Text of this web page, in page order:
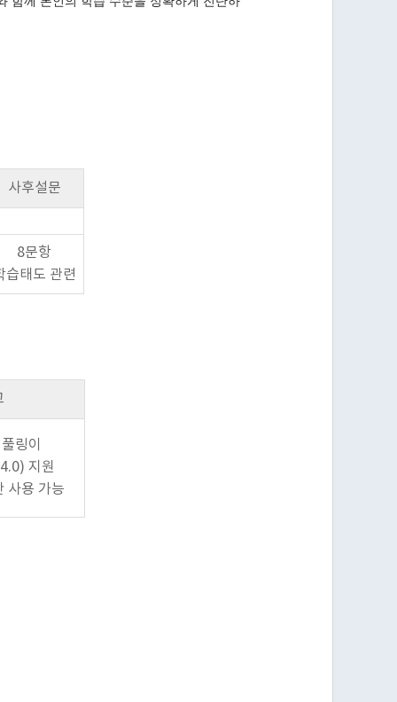
사후설문
8문항
습태도 관련
링이
지원
사용 가능